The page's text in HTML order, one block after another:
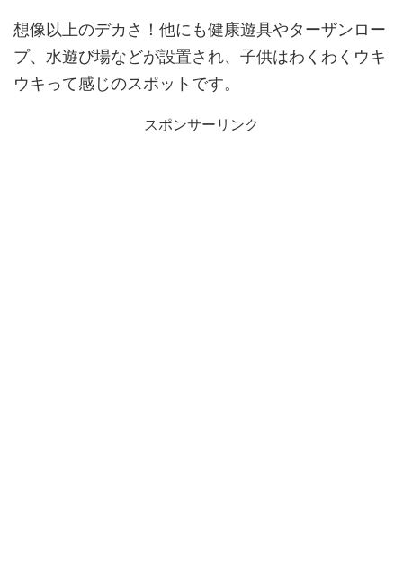
想像以上のデカさ！他にも健康遊具やターザンロー
プ、水遊び場などが設置され、子供はわくわくウキ
ウキって感じのスポットです。
スポンサーリンク